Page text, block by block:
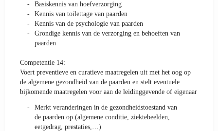
Basiskennis van hoefverzorging
Kennis van toilettage van paarden
Kennis van de psychologie van paarden
Grondige kennis van de verzorging en behoeften van
paarden
Competentie 14:
Voert preventieve en curatieve maatregelen uit met het oog op
de algemene gezondheid van de paarden en stelt eventuele
bijkomende maatregelen voor aan de leidinggevende of eigenaar
Merkt veranderingen in de gezondheidstoestand van
de paarden op (algemene conditie, ziektebeelden,
eetgedrag, prestaties,…)